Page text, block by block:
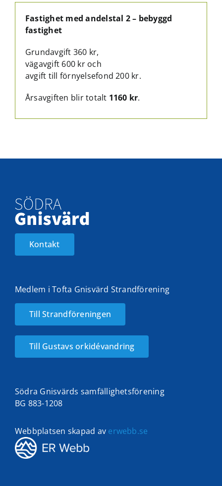
Fastighet med andelstal 2 – bebyggd
fastighet
Grundavgift 360 kr,
vägavgift 600 kr och
avgift till förnyelsefond 200 kr.
Årsavgiften blir totalt 1160 kr.
Kontakt
Medlem i Tofta Gnisvärd Strandförening
Till Strandföreningen
Till Gustavs orkidévandring
Södra Gnisvärds samfällighetsförening
BG 883-1208
Webbplatsen skapad av erwebb.se